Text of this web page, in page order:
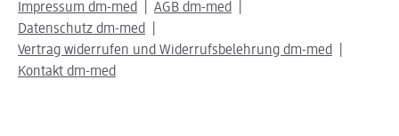
Impressum dm-med
AGB dm-med
Datenschutz dm-med
Vertrag widerrufen und Widerrufsbelehrung dm-med
Kontakt dm-med